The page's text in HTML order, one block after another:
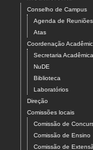
Conselho de Campus
Agenda de Reuniões
Atas
Coordenação
Secretaria Acadêmica
NuDE
Biblioteca
Laboratórios
Direção
Comissões locais
Comissão de
Comissão de Ensino
Comissão de